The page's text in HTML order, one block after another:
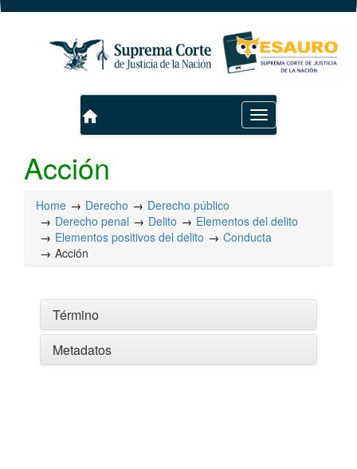
Toggle
navigation
home
Acción
Home Derecho
Derecho público
Derecho penal
Delito
Elementos del delito
Elementos positivos del delito
Conducta
Acción
Término
Metadatos